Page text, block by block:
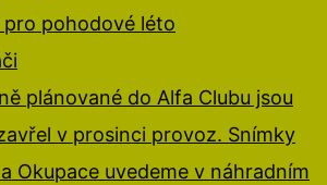
pohodové léto
plánované do Alfa Clubu jsou
v prosinci provoz. Snímky
Okupace uvedeme v náhradním